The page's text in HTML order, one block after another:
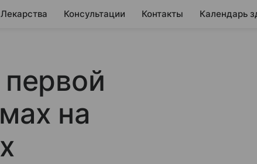
Лекарства Консультации Контакты Календарь
на